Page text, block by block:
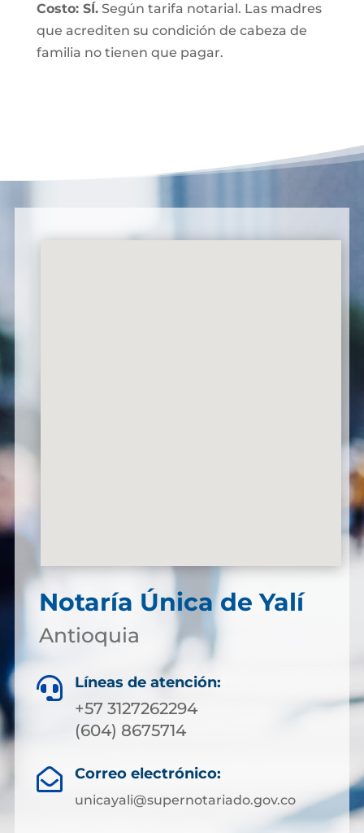
Costo: SÍ.Según tarifa notarial. Las madres
que acrediten su condición de cabeza de
familia no tienen que pagar.
Notaría Única de Yalí
Antioquia
 Líneas de atención:
+57 3127262294
(604) 8675714
 Correo electrónico:
unicayali@supernotariado.gov.co